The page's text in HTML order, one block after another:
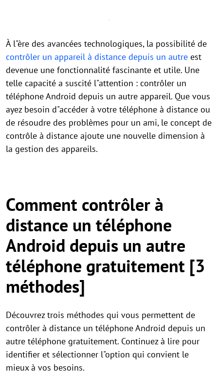
À l"ère des avancées technologiques, la possibilité de
contrôler un appareil à distance depuis un autre est
devenue une fonctionnalité fascinante et utile. Une
telle capacité a suscité l"attention : contrôler un
téléphone Android depuis un autre appareil. Que vous
ayez besoin d"accéder à votre téléphone à distance ou
de résoudre des problèmes pour un ami, le concept de
contrôle à distance ajoute une nouvelle dimension à
la gestion des appareils.
Comment contrôler à
distance un téléphone
Android depuis un autre
téléphone gratuitement [3
méthodes]
Découvrez trois méthodes qui vous permettent de
contrôler à distance un téléphone Android depuis un
autre téléphone gratuitement. Continuez à lire pour
identifier et sélectionner l"option qui convient le
mieux à vos besoins.